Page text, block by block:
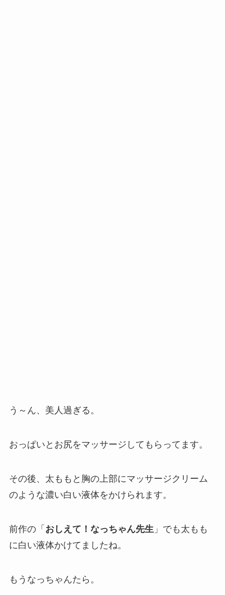
う～ん、美人過ぎる。
おっぱいとお尻をマッサージしてもらってます。
その後、太ももと胸の上部にマッサージクリーム
のような濃い白い液体をかけられます。
前作の「 おしえて！なっちゃん先生 」でも太もも
に白い液体かけてましたね。
もうなっちゃんたら。